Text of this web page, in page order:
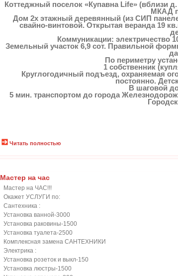
Коттеджный поселок «Купавна Life» (вблизи
МКАД
Дом 2х этажный деревянный (из СИП
свайно-винтовой. Открытая веранда 19
Коммуникации: электричество
Земельный участок 6,9 сот. Правильной
По периметру
1 собственник
Круглогодичный подъезд, охраняемая
постоянно.
В шаговой
5 мин. транспортом до города
Читать полностью
Мастер на час
Мастер на ЧАС!!!
Окажет УСЛУГИ по:
Сантехника :
Установка ванной-3000
Установка раковины-1500
Установка туалета-2500
Комплексная замена САНТЕХНИКИ
Электрика :
Установка розеток и выкл-150
Установка люстры-1500